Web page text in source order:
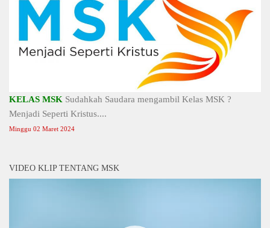
KELAS MSK Sudahkah Saudara mengambil Kelas MSK ?
Menjadi Seperti Kristus....
Minggu 02 Maret 2024
VIDEO KLIP TENTANG MSK